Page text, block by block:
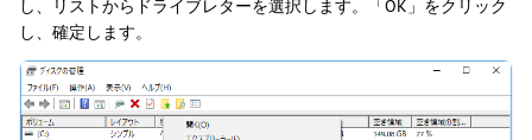
し、リストからドライブレターを選択します。「OK」をクリック
し、確定します。